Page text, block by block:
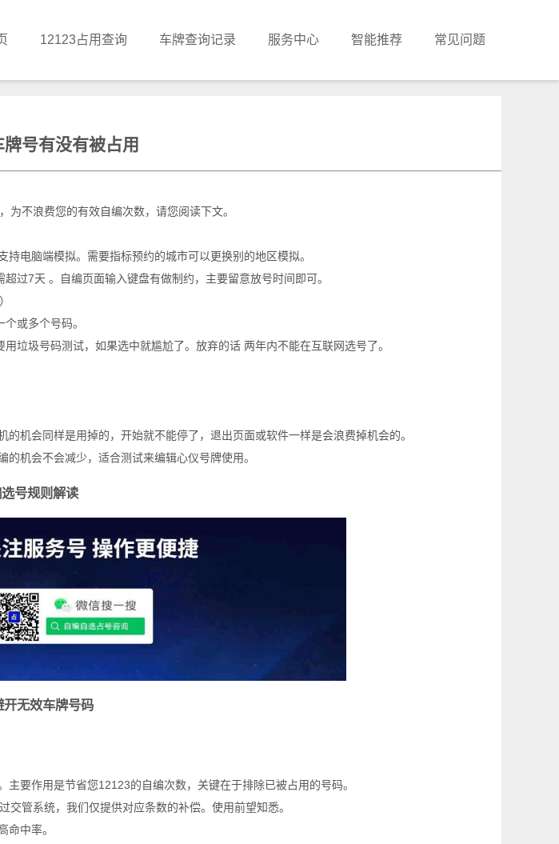
12123占用查询 车牌查询记录 服务中心 智能推荐 常见问题
牌号有没有被占用
为不浪费您的有效自编次数，请您阅读下文。
电脑端模拟。需要指标预约的城市可以更换别的地区模拟。
过7天 。自编页面输入键盘有做制约，主要留意放号时间即可。
或多个号码。
垃圾号码测试，如果选中就尴尬了。放弃的话 两年内不能在互联网选号了。
的机会同样是用掉的，开始就不能停了，退出页面或软件一样是会浪费掉机会的。
机会不会减少，适合测试来编辑心仪号牌使用。
号规则解读
开无效车牌号码
要作用是节省您12123的自编次数，关键在于排除已被占用的号码。
交管系统，我们仅提供对应条数的补偿。使用前望知悉。
命中率。